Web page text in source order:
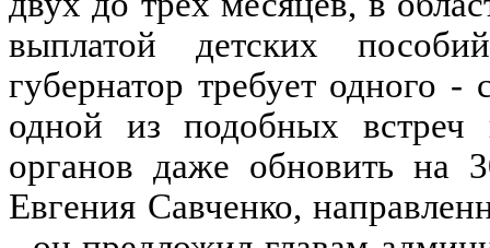
выплатой детских
губернатор требует одного
одной из подобных встреч
органов даже обновить на
Евгения Савченко,